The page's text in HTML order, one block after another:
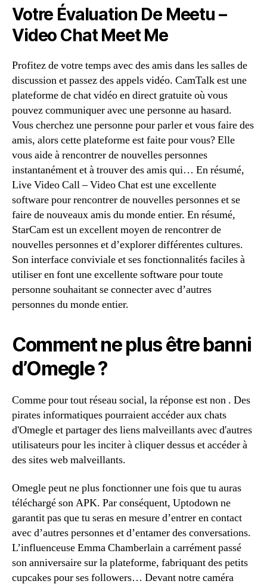
Votre Évaluation De Meetu –
Video Chat Meet Me
Profitez de votre temps avec des amis dans les salles de
discussion et passez des appels vidéo. CamTalk est une
plateforme de chat vidéo en direct gratuite où vous
pouvez communiquer avec une personne au hasard.
Vous cherchez une personne pour parler et vous faire des
amis, alors cette plateforme est faite pour vous? Elle
vous aide à rencontrer de nouvelles personnes
instantanément et à trouver des amis qui… En résumé,
Live Video Call – Video Chat est une excellente
software pour rencontrer de nouvelles personnes et se
faire de nouveaux amis du monde entier. En résumé,
StarCam est un excellent moyen de rencontrer de
nouvelles personnes et d’explorer différentes cultures.
Son interface conviviale et ses fonctionnalités faciles à
utiliser en font une excellente software pour toute
personne souhaitant se connecter avec d’autres
personnes du monde entier.
Comment ne plus être banni
d’Omegle ?
Comme pour tout réseau social, la réponse est non . Des
pirates informatiques pourraient accéder aux chats
d'Omegle et partager des liens malveillants avec d'autres
utilisateurs pour les inciter à cliquer dessus et accéder à
des sites web malveillants.
Omegle peut ne plus fonctionner une fois que tu auras
téléchargé son APK. Par conséquent, Uptodown ne
garantit pas que tu seras en mesure d’entrer en contact
avec d’autres personnes et d’entamer des conversations.
L’influenceuse Emma Chamberlain a carrément passé
son anniversaire sur la plateforme, fabriquant des petits
cupcakes pour ses followers… Devant notre caméra